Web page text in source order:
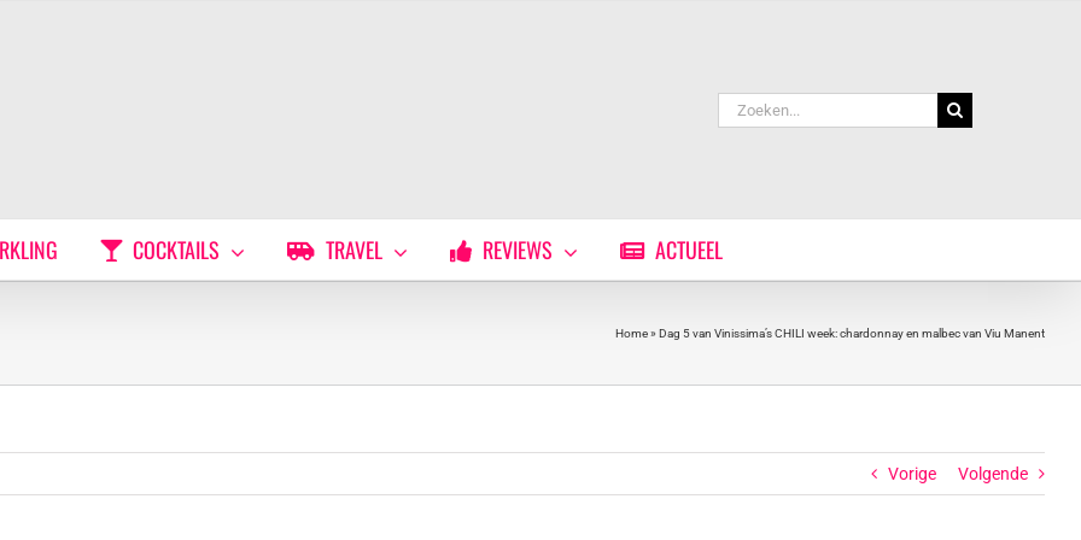
Zoeken
naar:
COCKTAILS TRAVEL REVIEWS ACTUEEL
Home» Dag 5 van Vinissima’s CHILI week: chardonnay en malbec van Viu Manent
Vorige Volgende